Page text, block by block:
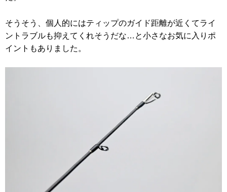
そうそう、個人的にはティップのガイド距離が近くてライ
ントラブルも抑えてくれそうだな…と小さなお気に入りポ
イントもありました。